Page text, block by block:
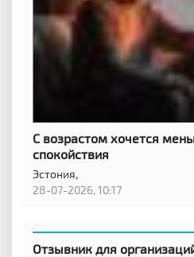
С возрастом хочется
спокойствия
Эстония,
28-07-2026, 10:17
Отзывник для